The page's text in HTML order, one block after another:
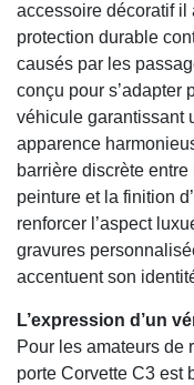
accessoire décoratif il
protection durable
causés par les
conçu pour s’adapter
véhicule garantissant
apparence
barrière discrète entre
peinture et la finition
renforcer l’aspect
gravures
accentuent son
L’expression d’un
Pour les amateurs de
porte Corvette C3 est